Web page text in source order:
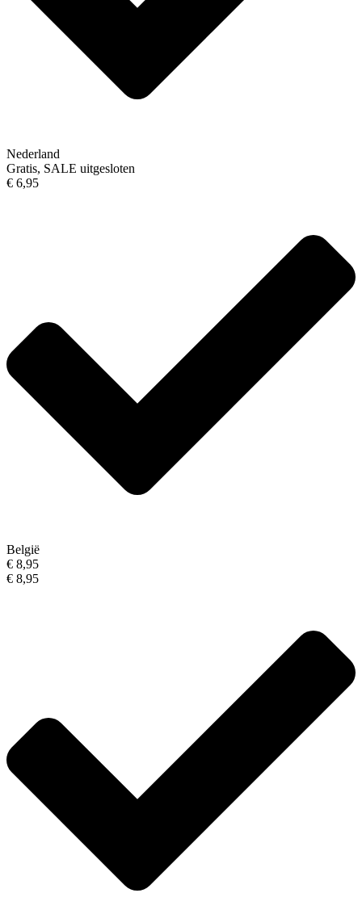
Nederland
Gratis, SALE uitgesloten
€ 6,95
België
€ 8,95
€ 8,95